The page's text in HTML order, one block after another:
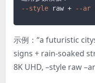
--style raw + --ar
示例：“a futuristic
signs + rain-soaked
8K UHD, –style raw